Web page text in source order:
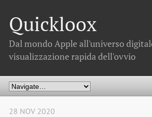
Quickloox
Dal mondo Apple all'universo
visualizzazione rapida dell'ovvio
28 NOV 2020